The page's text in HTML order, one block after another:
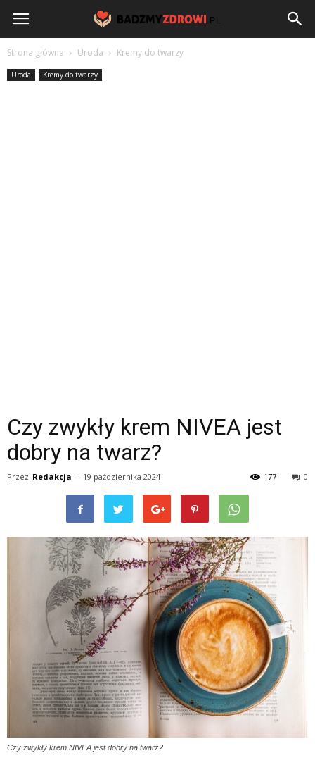
BadzmyZdrowi.pl
Strona główna Uroda Kremy do twarzy
Uroda Kremy do twarzy
Czy zwykły krem NIVEA jest
dobry na twarz?
Przez Redakcja - 19 października 2024 0
177
Czy zwykły krem NIVEA jest dobry na twarz?